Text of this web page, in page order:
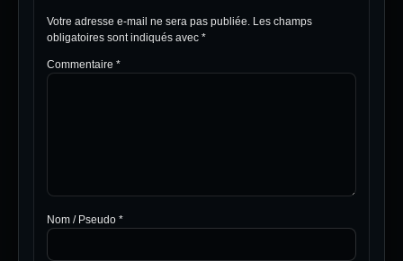
Votre adresse e-mail ne sera pas publiée. Les champs
obligatoires sont indiqués avec *
Commentaire *
Nom / Pseudo *